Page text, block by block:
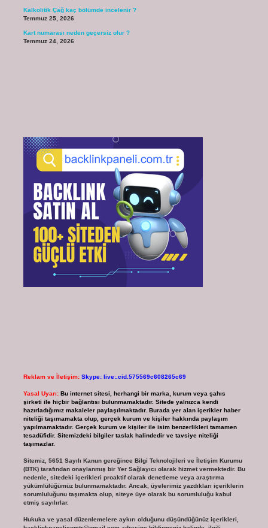
Kalkolitik Çağ kaç bölümde incelenir ?
Temmuz 25, 2026
Kart numarası neden geçersiz olur ?
Temmuz 24, 2026
Reklam ve İletişim: Skype: live:.cid.575569c608265c69
Yasal Uyarı: Bu internet sitesi, herhangi bir marka, kurum veya şahıs
şirketi ile hiçbir bağlantısı bulunmamaktadır. Sitede yalnızca kendi
hazırladığımız makaleler paylaşılmaktadır. Burada yer alan içerikler haber
niteliği taşımamakta olup, gerçek kurum ve kişiler hakkında paylaşım
yapılmamaktadır. Gerçek kurum ve kişiler ile isim benzerlikleri tamamen
tesadüfidir. Sitemizdeki bilgiler taslak halindedir ve tavsiye niteliği
taşımazlar.
Sitemiz, 5651 Sayılı Kanun gereğince Bilgi Teknolojileri ve İletişim Kurumu
(BTK) tarafından onaylanmış bir Yer Sağlayıcı olarak hizmet vermektedir. Bu
nedenle, sitedeki içerikleri proaktif olarak denetleme veya araştırma
yükümlülüğümüz bulunmamaktadır. Ancak, üyelerimiz yazdıkları içeriklerin
sorumluluğunu taşımakta olup, siteye üye olarak bu sorumluluğu kabul
etmiş sayılırlar.
Hukuka ve yasal düzenlemelere aykırı olduğunu düşündüğünüz içerikleri,